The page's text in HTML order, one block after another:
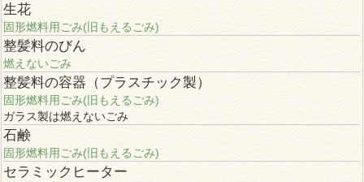
生花
固形燃料用ごみ(旧もえるごみ)
整髪料のびん
燃えないごみ
整髪料の容器（プラスチック製）
固形燃料用ごみ(旧もえるごみ)
ガラス製は燃えないごみ
石鹸
固形燃料用ごみ(旧もえるごみ)
セラミックヒーター